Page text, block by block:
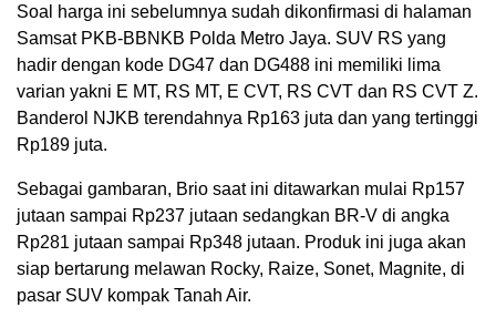
Soal harga ini sebelumnya sudah dikonfirmasi di halaman
Samsat PKB-BBNKB Polda Metro Jaya. SUV RS yang
hadir dengan kode DG47 dan DG488 ini memiliki lima
varian yakni E MT, RS MT, E CVT, RS CVT dan RS CVT Z.
Banderol NJKB terendahnya Rp163 juta dan yang tertinggi
Rp189 juta.
Sebagai gambaran, Brio saat ini ditawarkan mulai Rp157
jutaan sampai Rp237 jutaan sedangkan BR-V di angka
Rp281 jutaan sampai Rp348 jutaan. Produk ini juga akan
siap bertarung melawan Rocky, Raize, Sonet, Magnite, di
pasar SUV kompak Tanah Air.